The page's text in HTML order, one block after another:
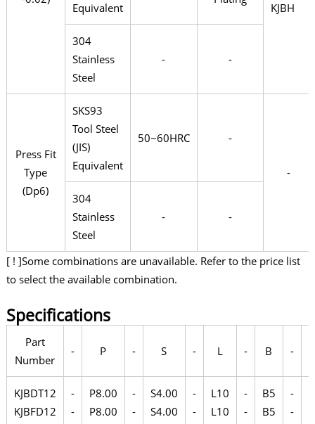
KJBH
Equivalent
304
Stainless
Steel
- -
Press Fit
Type
(Dp6)
SKS93
Tool Steel
(JIS)
Equivalent
50~60HRC -
-
304
Stainless
Steel
- -
[ ! ]Some combinations are unavailable. Refer to the price list
to select the available combination.
Specifications
Part
Number
- P - S - L - B -
KJBDT12
KJBFD12
-
-
P8.00
P8.00
-
-
S4.00
S4.00
-
-
L10
L10
-
-
B5
B5
-
-